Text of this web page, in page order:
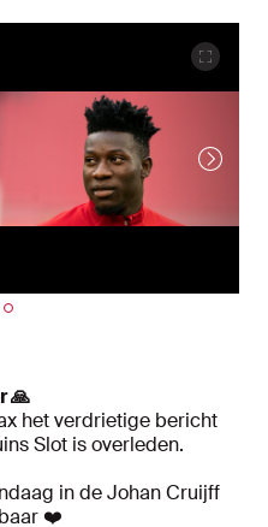
🙏
het verdrietige bericht
Slot is overleden.
in de Johan Cruijff
❤️